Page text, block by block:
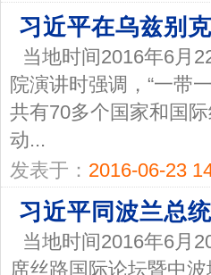
习近平在乌兹别
当地时间2016年6月
院演讲时强调，“一带
共有70多个国家和国
动...
发表于： 2016-06-23
习近平同波兰总
当地时间2016年6月
席丝路国际论坛暨中